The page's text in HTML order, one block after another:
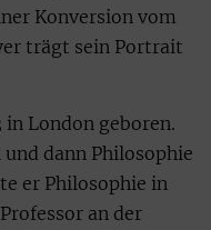
Konversion vom
trägt sein Portrait
in London geboren.
dann Philosophie
er Philosophie in
an der